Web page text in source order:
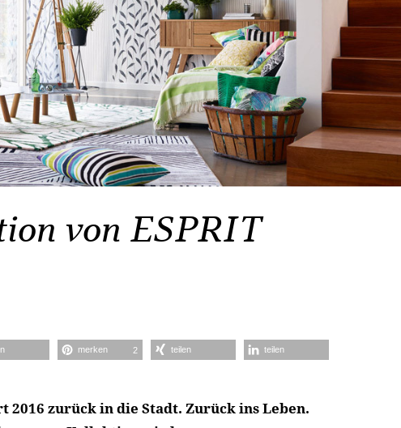
von ESPRIT
merken 2 teilen teilen
2016 zurück in die Stadt. Zurück ins Leben.